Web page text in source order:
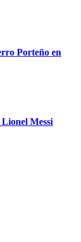
Porteño en
Messi